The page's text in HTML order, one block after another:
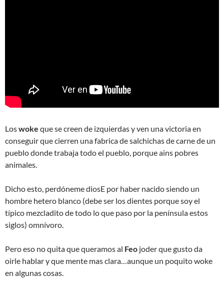
Loswoke que se creen de izquierdas y ven una victoria en
conseguir que cierren una fabrica de salchichas de carne de un
pueblo donde trabaja todo el pueblo, porque ains pobres
animales.
Dicho esto, perdóneme diosE por haber nacido siendo un
hombre hetero blanco (debe ser los dientes porque soy el
típico mezcladito de todo lo que paso por la península estos
siglos) omnívoro.
Pero eso no quita que queramos al Feo joder que gusto da
oirle hablar y que mente mas clara…aunque un poquito woke
en algunas cosas.